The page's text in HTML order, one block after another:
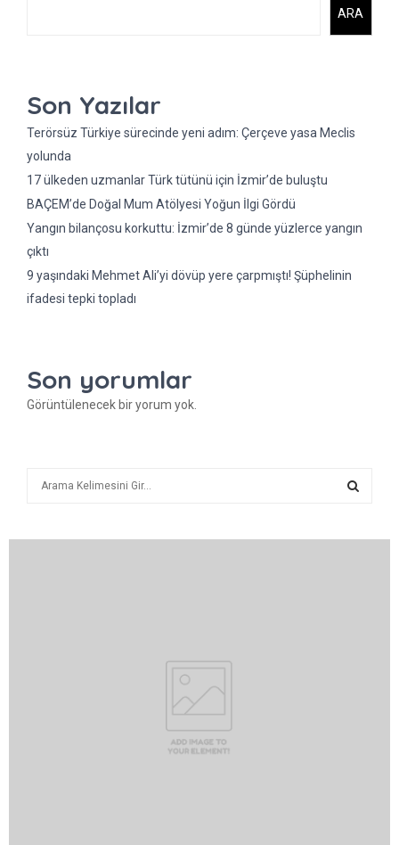
ARA
Son Yazılar
Terörsüz Türkiye sürecinde yeni adım: Çerçeve yasa Meclis
yolunda
17 ülkeden uzmanlar Türk tütünü için İzmir’de buluştu
BAÇEM’de Doğal Mum Atölyesi Yoğun İlgi Gördü
Yangın bilançosu korkuttu: İzmir’de 8 günde yüzlerce yangın
çıktı
9 yaşındaki Mehmet Ali’yi dövüp yere çarpmıştı! Şüphelinin
ifadesi tepki topladı
Son yorumlar
Görüntülenecek bir yorum yok.